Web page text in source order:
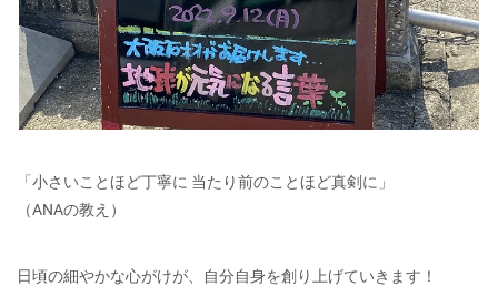
「小さいことほど丁寧に 当たり前のことほど真剣に」
（ANAの教え）
日頃の細やかな心がけが、自分自身を創り上げていきます！